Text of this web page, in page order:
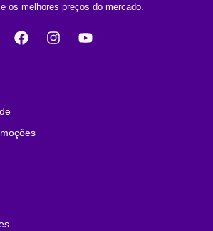
os melhores preços do mercado.